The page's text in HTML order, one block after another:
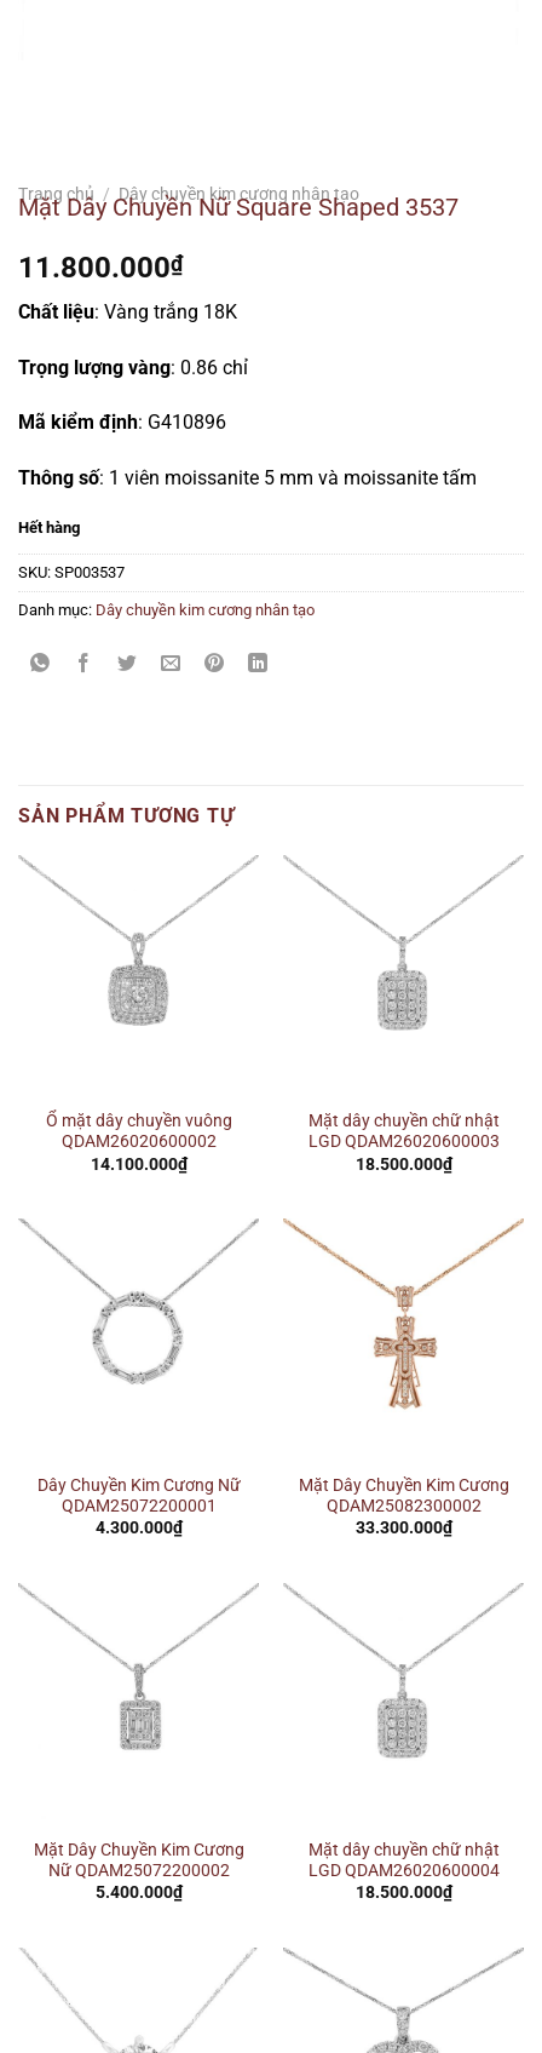
Trang chủ / Dây chuyền kim cương nhân tạo
Mặt Dây Chuyền Nữ Square Shaped 3537
11.800.000₫
Chất liệu: Vàng trắng 18K
Trọng lượng vàng: 0.86 chỉ
Mã kiểm định: G410896
Thông số: 1 viên moissanite 5 mm và moissanite tấm
Hết hàng
SKU: SP003537
Danh mục: Dây chuyền kim cương nhân tạo
SẢN PHẨM TƯƠNG TỰ
Ổ mặt dây chuyền vuông
QDAM26020600002
14.100.000₫
Mặt dây chuyền chữ nhật
LGD QDAM26020600003
18.500.000₫
Dây Chuyền Kim Cương Nữ
QDAM25072200001
4.300.000₫
Mặt Dây Chuyền Kim Cương
QDAM25082300002
33.300.000₫
Mặt Dây Chuyền Kim Cương
Nữ QDAM25072200002
5.400.000₫
Mặt dây chuyền chữ nhật
LGD QDAM26020600004
18.500.000₫